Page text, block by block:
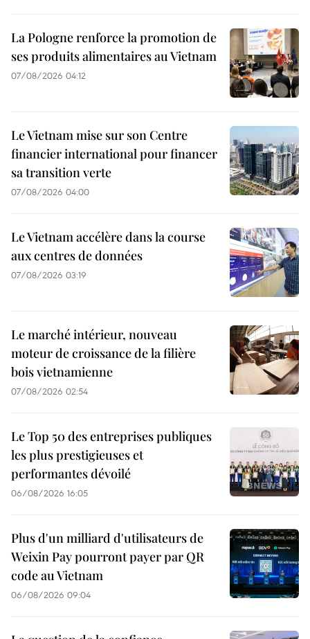
La Pologne renforce la promotion de
ses produits alimentaires au Vietnam
07/08/2026 04:12
Le Vietnam mise sur son Centre
financier international pour financer
sa transition verte
07/08/2026 04:00
Le Vietnam accélère dans la course
aux centres de données
07/08/2026 03:19
Le marché intérieur, nouveau
moteur de croissance de la filière
bois vietnamienne
07/08/2026 02:54
Le Top 50 des entreprises publiques
les plus prestigieuses et
performantes dévoilé
06/08/2026 16:05
Plus d'un milliard d'utilisateurs de
Weixin Pay pourront payer par QR
code au Vietnam
06/08/2026 09:04